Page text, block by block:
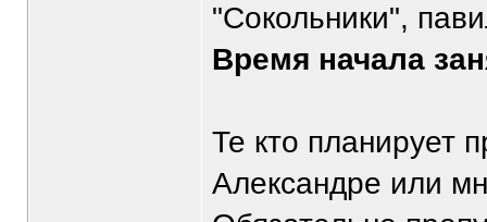
"Сокольники",
Время начала
Те кто планирует
Александре или